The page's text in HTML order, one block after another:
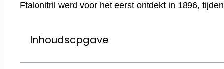
Ftalonitril werd voor het eerst ontdekt in 1896,
Inhoudsopgave